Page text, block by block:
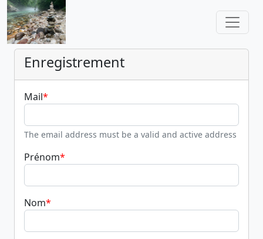
Enregistrement
Mail
The email address must be a valid and active address
Prénom
Nom